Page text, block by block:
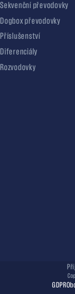
Sekvenční převodovky
Dogbox převodovky
Příslušenství
Diferenciály
Rozvodovky
GDPR